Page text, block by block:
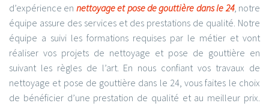
d’expérience en nettoyage et pose de gouttière dans le 24, notre
équipe assure des services et des prestations de qualité. Notre
équipe a suivi les formations requises par le métier et vont
réaliser vos projets de nettoyage et pose de gouttière en
suivant les règles de l’art. En nous confiant vos travaux de
nettoyage et pose de gouttière dans le 24, vous faites le choix
de bénéficier d’une prestation de qualité et au meilleur prix.